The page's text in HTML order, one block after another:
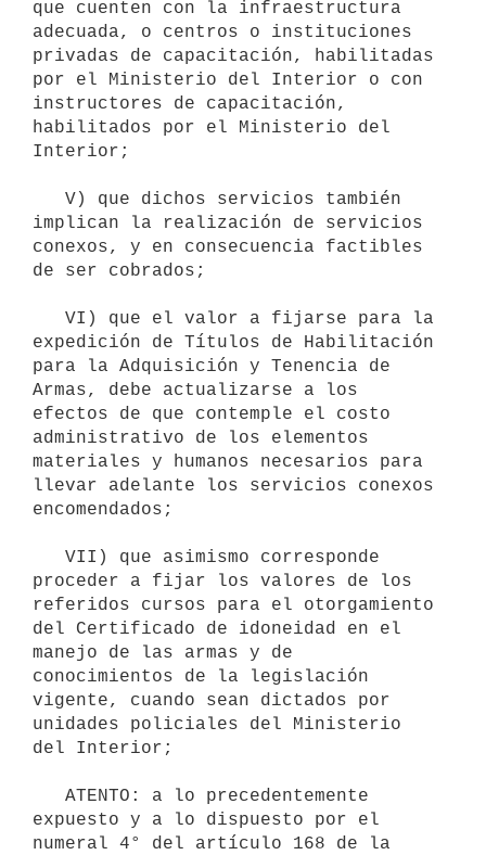
que cuenten con la infraestructura
adecuada, o centros o instituciones
privadas de capacitación, habilitadas
por el Ministerio del Interior o con
instructores de capacitación,
habilitados por el Ministerio del
Interior;
implican la realización de servicios
conexos, y en consecuencia factibles
de ser cobrados;
expedición de Títulos de Habilitación
para la Adquisición y Tenencia de
Armas, debe actualizarse a los
efectos de que contemple el costo
administrativo de los elementos
materiales y humanos necesarios para
llevar adelante los servicios conexos
encomendados;
proceder a fijar los valores de los
referidos cursos para el otorgamiento
del Certificado de idoneidad en el
manejo de las armas y de
conocimientos de la legislación
vigente, cuando sean dictados por
unidades policiales del Ministerio
del Interior;
expuesto y a lo dispuesto por el
numeral 4° del artículo 168 de la